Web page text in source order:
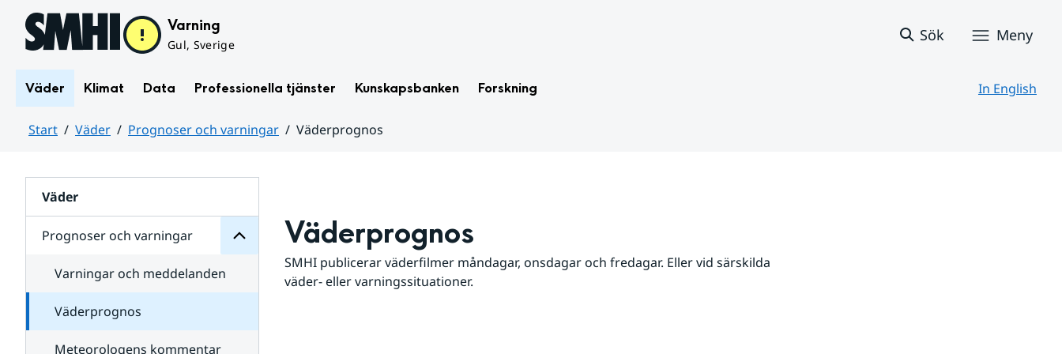
Hoppa till sidans innehåll Varning
Gul, Sverige
Sök Meny
Väder Klimat Data Professionella tjänster Kunskapsbanken Forskning In English
Start Väder Prognoser och varningar
Väderprognos
Väder
Prognoser och varningar
för
varningar
Varningar och meddelanden
Väderprognos
Meteorologens kommentar
Väderprognos
SMHI publicerar väderfilmer måndagar, onsdagar och fredagar. Eller vid särskilda
väder- eller varningssituationer.